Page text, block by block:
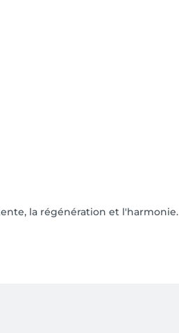
la régénération et l'harmonie.